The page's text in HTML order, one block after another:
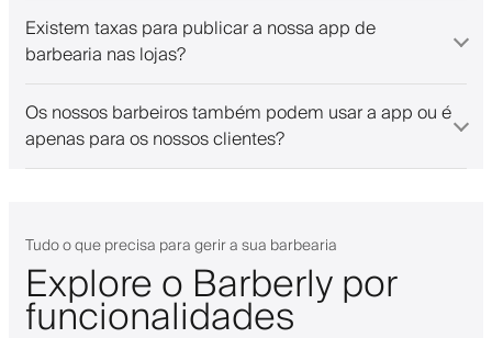
Existem taxas para publicar a nossa app de
barbearia nas lojas?
Os nossos barbeiros também podem usar a app ou é
apenas para os nossos clientes?
Tudo o que precisa para gerir a sua barbearia
Explore o Barberly por
funcionalidades